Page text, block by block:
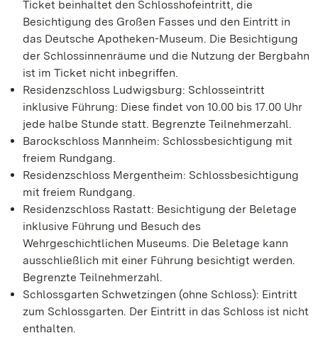
Ticket beinhaltet den Schlosshofeintritt, die
Besichtigung des Großen Fasses und den Eintritt in
das Deutsche Apotheken-Museum. Die Besichtigung
der Schlossinnenräume und die Nutzung der Bergbahn
ist im Ticket nicht inbegriffen.
Residenzschloss Ludwigsburg: Schlosseintritt
inklusive Führung: Diese findet von 10.00 bis 17.00 Uhr
jede halbe Stunde statt. Begrenzte Teilnehmerzahl.
Barockschloss Mannheim: Schlossbesichtigung mit
freiem Rundgang.
Residenzschloss Mergentheim: Schlossbesichtigung
mit freiem Rundgang.
Residenzschloss Rastatt: Besichtigung der Beletage
inklusive Führung und Besuch des
Wehrgeschichtlichen Museums. Die Beletage kann
ausschließlich mit einer Führung besichtigt werden.
Begrenzte Teilnehmerzahl.
Schlossgarten Schwetzingen (ohne Schloss): Eintritt
zum Schlossgarten. Der Eintritt in das Schloss ist nicht
enthalten.